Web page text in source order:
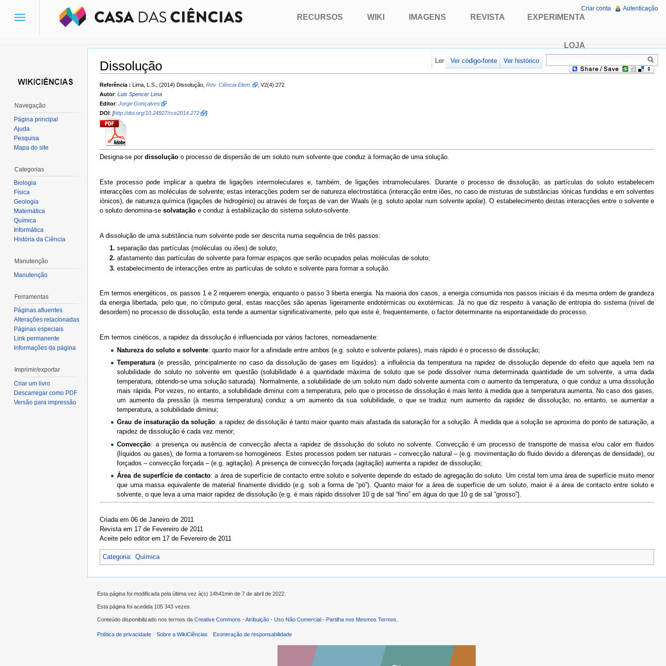
Dissolução
Ir para:navegação,pesquisa
Referência : Lima, L.S., (2014) Dissolução, Rev. Ciência Elem.
, V2(4):272
Autor: Luis Spencer Lima
Editor: Jorge Gonçalves
DOI: [http://doi.org/10.24927/rce2014.272 ]
Designa-se por dissolução o processo de dispersão de um soluto num solvente que conduz à formação de uma solução.
Este processo pode implicar a quebra de ligações intermoleculares e, também, de ligações intramoleculares. Durante o processo de dissolução, as partículas do soluto estabelecem
interacções com as moléculas de solvente; estas interacções podem ser de natureza electrostática (interacção entre iões, no caso de misturas de substâncias iónicas fundidas e em solventes
iónicos), de natureza química (ligações de hidrogénio) ou através de forças de van der Waals (e.g. soluto apolar num solvente apolar). O estabelecimento destas interacções entre o solvente e
o soluto denomina-se solvatação e conduz à estabilização do sistema soluto-solvente.
A dissolução de uma substância num solvente pode ser descrita numa sequência de três passos:
1. separação das partículas (moléculas ou iões) de soluto;
2. afastamento das partículas de solvente para formar espaços que serão ocupados pelas moléculas de soluto;
3. estabelecimento de interacções entre as partículas de soluto e solvente para formar a solução.
Em termos energéticos, os passos 1 e 2 requerem energia, enquanto o passo 3 liberta energia. Na maioria dos casos, a energia consumida nos passos iniciais é da mesma ordem de grandeza
da energia libertada, pelo que, no cômputo geral, estas reacções são apenas ligeiramente endotérmicas ou exotérmicas. Já no que diz respeito à variação de entropia do sistema (nível de
desordem) no processo de dissolução, esta tende a aumentar significativamente, pelo que este é, frequentemente, o factor determinante na espontaneidade do processo.
Em termos cinéticos, a rapidez da dissolução é influenciada por vários factores, nomeadamente:
Natureza do soluto e solvente: quanto maior for a afinidade entre ambos (e.g. soluto e solvente polares), mais rápido é o processo de dissolução;
Temperatura (e pressão, principalmente no caso da dissolução de gases em líquidos): a influência da temperatura na rapidez de dissolução depende do efeito que aquela tem na
solubilidade do soluto no solvente em questão (solubilidade é a quantidade máxima de soluto que se pode dissolver numa determinada quantidade de um solvente, a uma dada
temperatura, obtendo-se uma solução saturada). Normalmente, a solubilidade de um soluto num dado solvente aumenta com o aumento da temperatura, o que conduz a uma dissolução
mais rápida. Por vezes, no entanto, a solubilidade diminui com a temperatura, pelo que o processo de dissolução é mais lento à medida que a temperatura aumenta. No caso dos gases,
um aumento da pressão (à mesma temperatura) conduz a um aumento da sua solubilidade, o que se traduz num aumento da rapidez de dissolução; no entanto, se aumentar a
temperatura, a solubilidade diminui;
Grau de insaturação da solução: a rapidez de dissolução é tanto maior quanto mais afastada da saturação for a solução. À medida que a solução se aproxima do ponto de saturação, a
rapidez de dissolução é cada vez menor;
Convecção: a presença ou ausência de convecção afecta a rapidez de dissolução do soluto no solvente. Convecção é um processo de transporte de massa e/ou calor em fluidos
(líquidos ou gases), de forma a tornarem-se homogéneos. Estes processos podem ser naturais – convecção natural – (e.g. movimentação do fluido devido a diferenças de densidade), ou
forçados – convecção forçada – (e.g. agitação). A presença de convecção forçada (agitação) aumenta a rapidez de dissolução;
Área de superfície de contacto: a área de superfície de contacto entre soluto e solvente depende do estado de agregação do soluto. Um cristal tem uma área de superfície muito menor
que uma massa equivalente de material finamente dividido (e.g. sob a forma de “pó”). Quanto maior for a área de superfície de um soluto, maior é a área de contacto entre soluto e
solvente, o que leva a uma maior rapidez de dissolução (e.g. é mais rápido dissolver 10 g de sal “fino” em água do que 10 g de sal “grosso”).
Criada em 06 de Janeiro de 2011
Revista em 17 de Fevereiro de 2011
Aceite pelo editor em 17 de Fevereiro de 2011
Categoria: Química
Toggle
RECURSOS WIKI IMAGENS REVISTA EXPERIMENTA
LOJA
Criar conta Autenticação
Ler Ver código-fonte Ver histórico
Navegação
Página principal
Ajuda
Pesquisa
Mapa do site
Categorias
Biologia
Física
Geologia
Matemática
Química
Informática
História da Ciência
Manutenção
Manutenção
Ferramentas
Páginas afluentes
Alterações relacionadas
Páginas especiais
Link permanente
Informações da página
Imprimir/exportar
Criar um livro
Descarregar como PDF
Versão para impressão
Esta página foi modificada pela última vez à(s) 14h41min de 7 de abril de 2022.
Esta página foi acedida 105 343 vezes.
Conteúdo disponibilizado nos termos da Creative Commons - Atribuição - Uso Não Comercial - Partilha nos Mesmos Termos
Política de privacidade Sobre a WikiCiências Exoneração de responsabilidade